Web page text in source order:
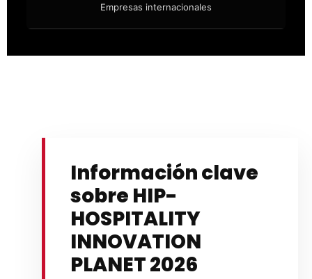
Empresas internacionales
Información clave
sobre HIP-
HOSPITALITY
INNOVATION
PLANET 2026